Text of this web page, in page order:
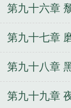
第九十六章
第九十七章
第九十八章
第九十九章